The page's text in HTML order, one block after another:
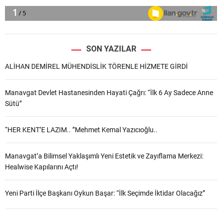
SON YAZILAR
ALİHAN DEMİREL MÜHENDİSLİK TÖRENLE HİZMETE GİRDİ
Manavgat Devlet Hastanesinden Hayati Çağrı: “İlk 6 Ay Sadece Anne
Sütü”
“HER KENT’E LAZIM.. ”Mehmet Kemal Yazıcıoğlu..
Manavgat’a Bilimsel Yaklaşımlı Yeni Estetik ve Zayıflama Merkezi:
Healwise Kapılarını Açtı!
Yeni Parti İlçe Başkanı Oykun Başar: “İlk Seçimde İktidar Olacağız”